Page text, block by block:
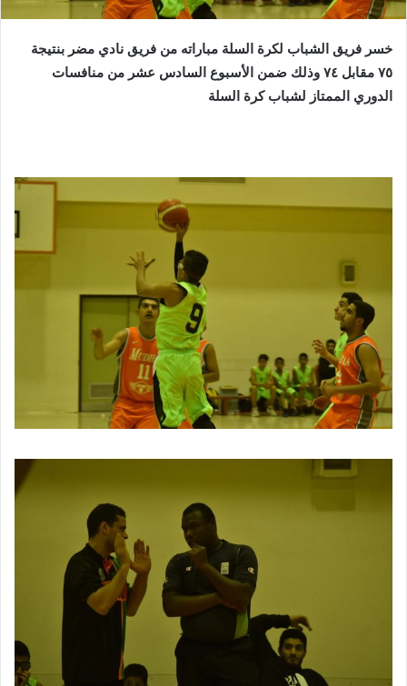
خسر فريق الشباب لكرة السلة مباراته من فريق نادي مضر بنتيجة
٧٥ مقابل ٧٤ وذلك ضمن الأسبوع السادس عشر من منافسات
الدوري الممتاز لشباب كرة السلة